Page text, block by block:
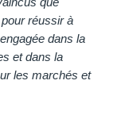
réussir à
dans la
et dans la
les marchés et